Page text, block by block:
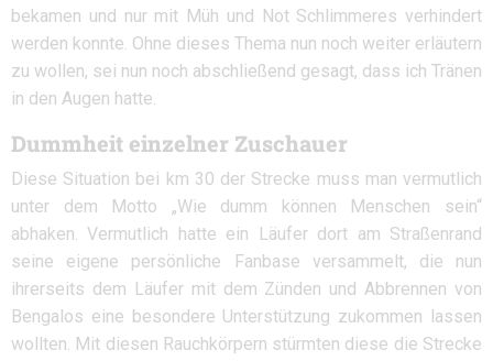
bekamen und nur mit Müh und Not Schlimmeres verhindert
werden konnte. Ohne dieses Thema nun noch weiter erläutern
zu wollen, sei nun noch abschließend gesagt, dass ich Tränen
in den Augen hatte.
Dummheit einzelner Zuschauer
Diese Situation bei km 30 der Strecke muss man vermutlich
unter dem Motto „Wie dumm können Menschen sein“
abhaken. Vermutlich hatte ein Läufer dort am Straßenrand
seine eigene persönliche Fanbase versammelt, die nun
ihrerseits dem Läufer mit dem Zünden und Abbrennen von
Bengalos eine besondere Unterstützung zukommen lassen
wollten. Mit diesen Rauchkörpern stürmten diese die Strecke